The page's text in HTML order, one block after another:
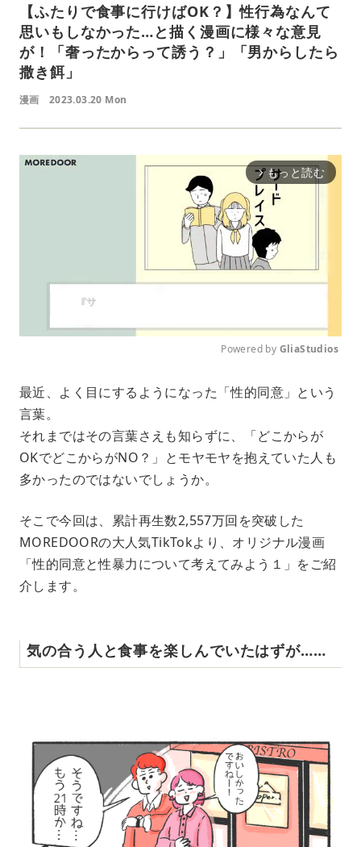
【ふたりで食事に行けばOK？】性行為なんて
思いもしなかった…と描く漫画に様々な意見
が！「奢ったからって誘う？」「男からしたら
撒き餌」
漫画 2023.03.20 Mon
arrow_forward_ios もっと読む
u
e
Powered by GliaStudios
最近、よく目にするようになった「性的同意」という
言葉。
それまではその言葉さえも知らずに、「どこからが
OKでどこからがNO？」とモヤモヤを抱えていた人も
多かったのではないでしょうか。
そこで今回は、累計再生数2,557万回を突破した
MOREDOORの大人気TikTokより、オリジナル漫画
「性的同意と性暴力について考えてみよう１」をご紹
介します。
気の合う人と食事を楽しんでいたはずが……